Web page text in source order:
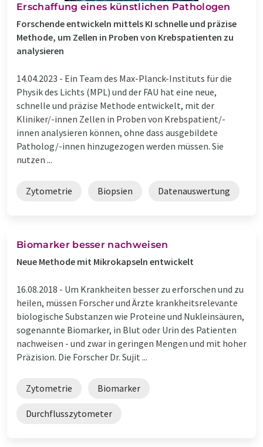
Erschaffung eines künstlichen Pathologen
Forschende entwickeln mittels KI schnelle und präzise
Methode, um Zellen in Proben von Krebspatienten zu
analysieren
14.04.2023 - Ein Team des Max-Planck-Instituts für die
Physik des Lichts (MPL) und der FAU hat eine neue,
schnelle und präzise Methode entwickelt, mit der
Kliniker/-innen Zellen in Proben von Krebspatient/-
innen analysieren können, ohne dass ausgebildete
Patholog/-innen hinzugezogen werden müssen. Sie
nutzen ...
Zytometrie Biopsien Datenauswertung
Biomarker besser nachweisen
Neue Methode mit Mikrokapseln entwickelt
16.08.2018 - Um Krankheiten besser zu erforschen und zu
heilen, müssen Forscher und Ärzte krankheitsrelevante
biologische Substanzen wie Proteine und Nukleinsäuren,
sogenannte Biomarker, in Blut oder Urin des Patienten
nachweisen - und zwar in geringen Mengen und mit hoher
Präzision. Die Forscher Dr. Sujit ...
Zytometrie Biomarker
Durchflusszytometer